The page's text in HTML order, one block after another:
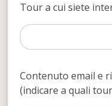
Tour a cui siete
Contenuto email e
(indicare a quali